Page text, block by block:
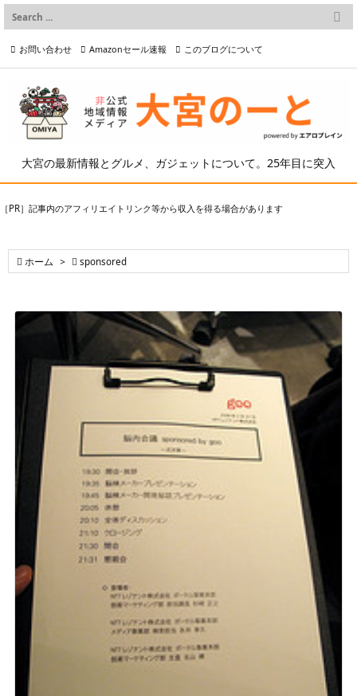
大宮の最新情報とグルメ、ガジェットについて。25年目に突入

メニュー

検索
お問い合わせ Amazonセール速報 このブログについて
プライバシーポリシー等
［PR］記事内のアフィリエイトリンク等から収入を得る場合があります
 ホーム >  sponsored